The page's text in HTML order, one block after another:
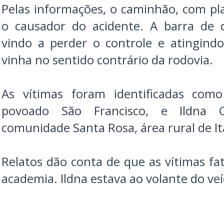
Pelas informações, o caminhão, com
o causador do acidente. A barra de
vindo a perder o controle e
vinha no sentido contrário da rodovia.
As vítimas foram identificadas
povoado São Francisco, e Ildna
comunidade Santa Rosa, área rural de
Relatos dão conta de que as vítimas
academia. Ildna estava ao volante do